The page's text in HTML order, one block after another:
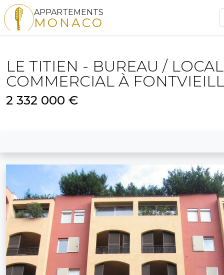
APPARTEMENTS
MONACO
LE TITIEN - BUREAU / LOCAL
COMMERCIAL À
2 332 000 €